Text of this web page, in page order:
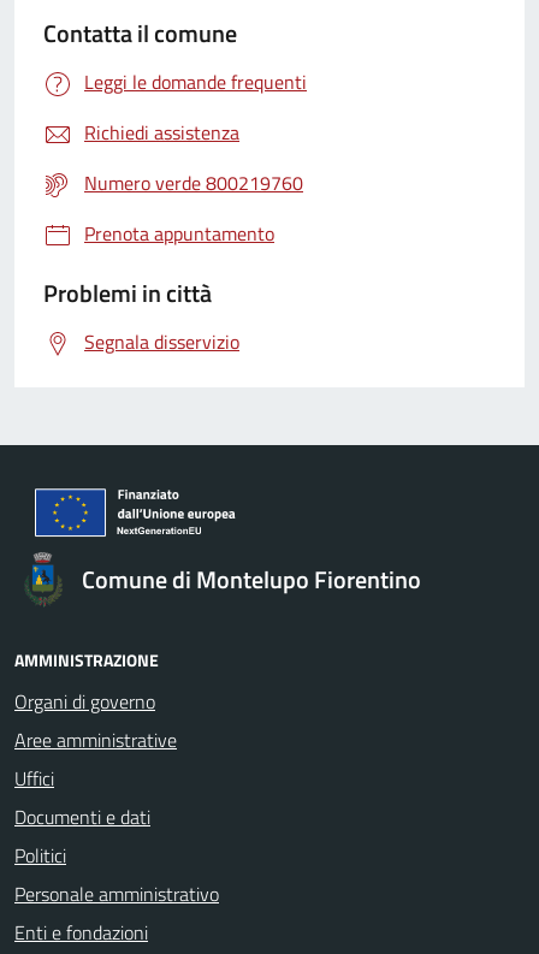
Contatta il comune
Leggi le domande frequenti
Richiedi assistenza
Numero verde 800219760
Prenota appuntamento
Problemi in città
Segnala disservizio
Comune di Montelupo Fiorentino
AMMINISTRAZIONE
Organi di governo
Aree amministrative
Uffici
Documenti e dati
Politici
Personale amministrativo
Enti e fondazioni